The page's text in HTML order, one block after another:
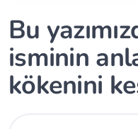
Bu
isminin
kökenini